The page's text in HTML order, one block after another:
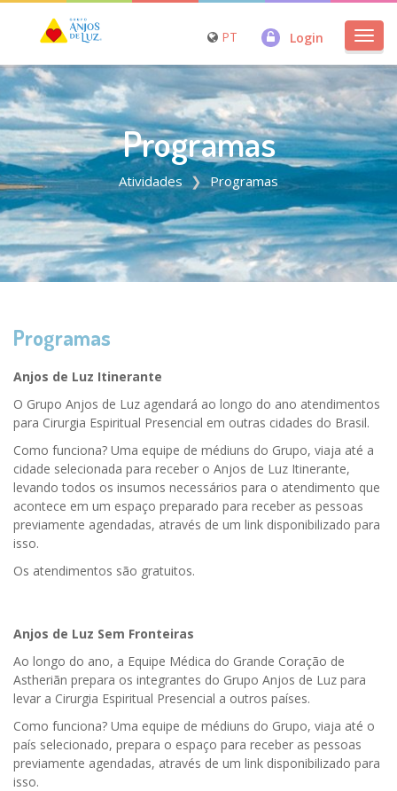
PT Login
Programas
Atividades Programas
Programas
Anjos de Luz Itinerante
O Grupo Anjos de Luz agendará ao longo do ano atendimentos
para Cirurgia Espiritual Presencial em outras cidades do Brasil.
Como funciona? Uma equipe de médiuns do Grupo, viaja até a
cidade selecionada para receber o Anjos de Luz Itinerante,
levando todos os insumos necessários para o atendimento que
acontece em um espaço preparado para receber as pessoas
previamente agendadas, através de um link disponibilizado para
isso.
Os atendimentos são gratuitos.
Anjos de Luz Sem Fronteiras
Ao longo do ano, a Equipe Médica do Grande Coração de
Astheriãn prepara os integrantes do Grupo Anjos de Luz para
levar a Cirurgia Espiritual Presencial a outros países.
Como funciona? Uma equipe de médiuns do Grupo, viaja até o
país selecionado, prepara o espaço para receber as pessoas
previamente agendadas, através de um link disponibilizado para
isso.